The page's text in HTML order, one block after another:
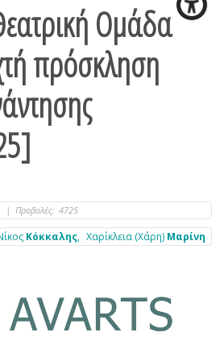
Ομάδα
πρόσκληση
| Προβολές: 4725
Κόκκαλης Χαρίκλεια (Χάρη) Μαρίνη